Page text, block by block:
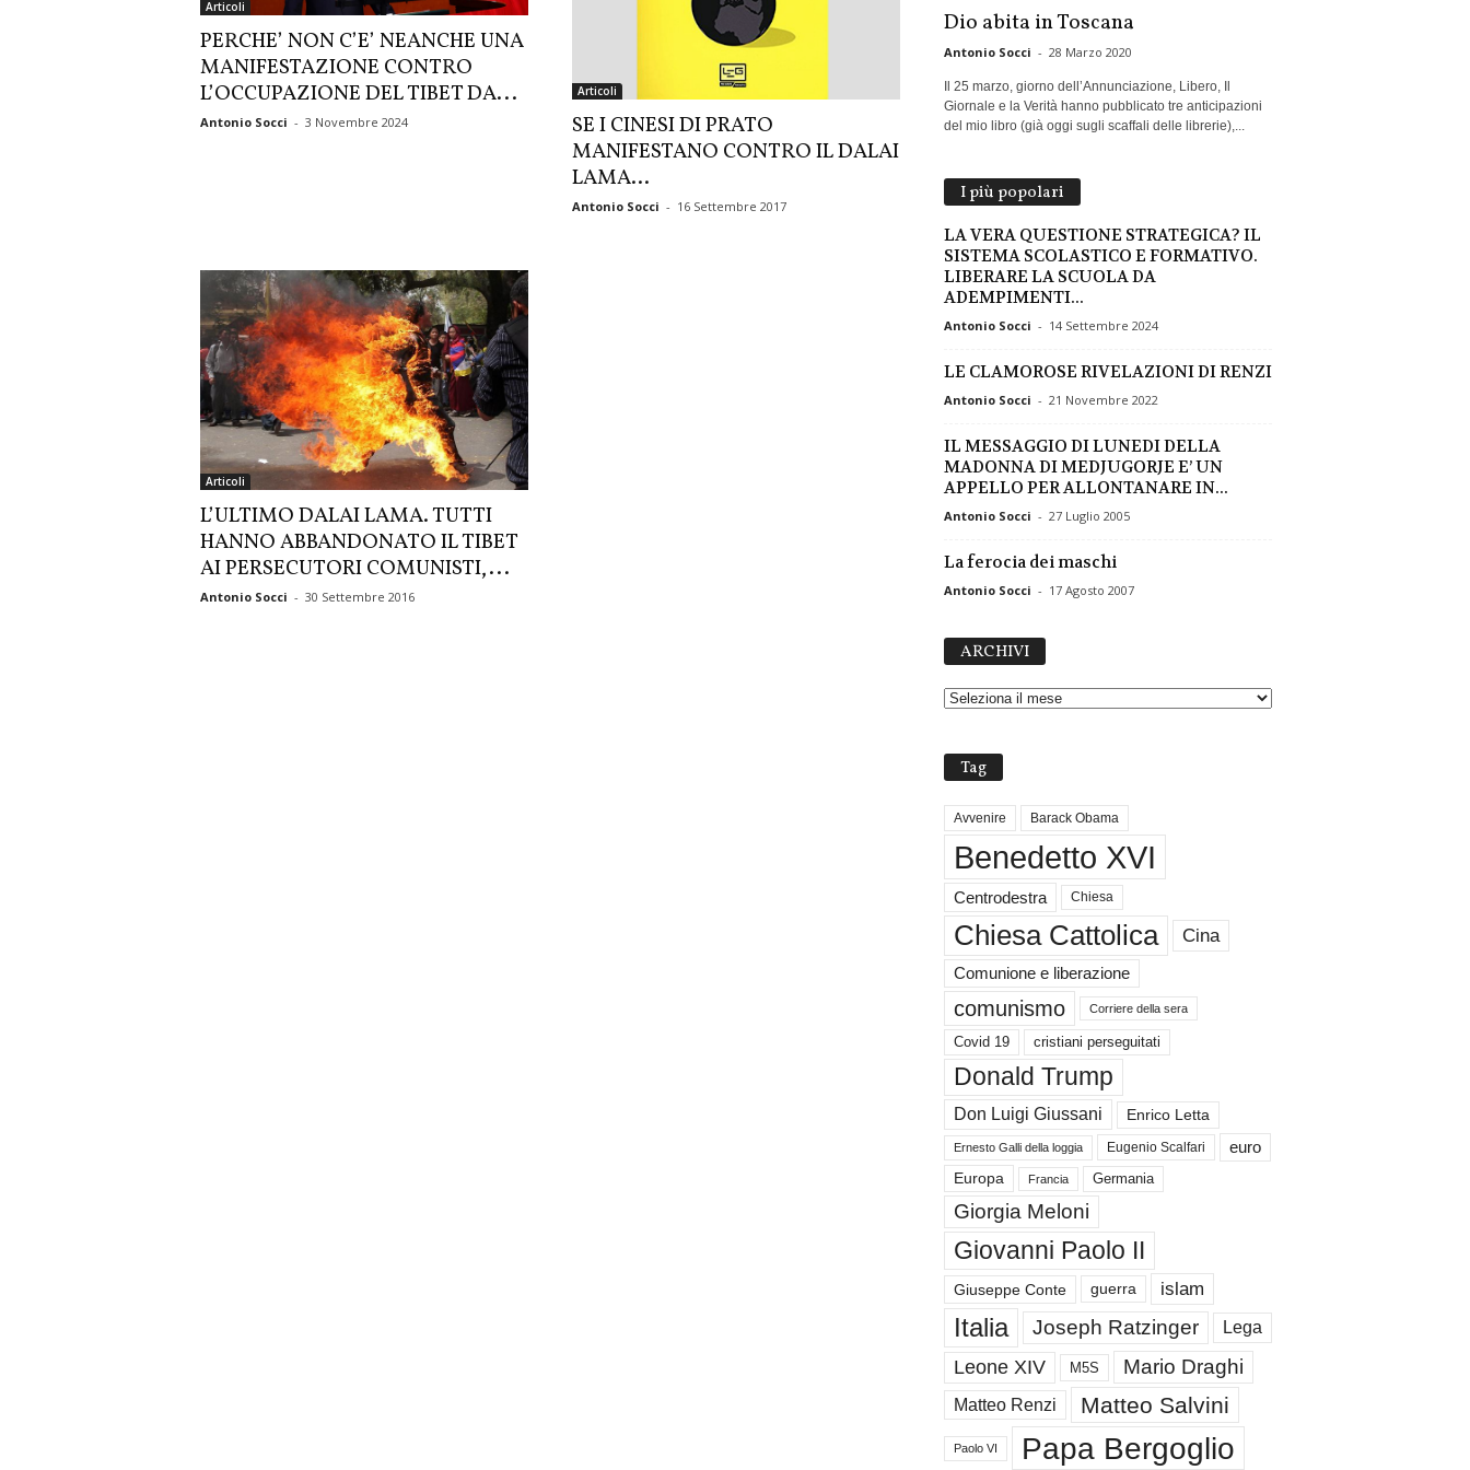
Articoli
PERCHE’ NON C’E’ NEANCHE UNA
MANIFESTAZIONE CONTRO
L’OCCUPAZIONE DEL TIBET DA...
Antonio Socci - 3 Novembre 2024
Articoli
SE I CINESI DI PRATO
MANIFESTANO CONTRO IL DALAI
LAMA…
Antonio Socci - 16 Settembre 2017
Articoli
L’ULTIMO DALAI LAMA. TUTTI
HANNO ABBANDONATO IL TIBET
AI PERSECUTORI COMUNISTI,...
Antonio Socci - 30 Settembre 2016
Dio abita in Toscana
Antonio Socci - 28 Marzo 2020
Il 25 marzo, giorno dell’Annunciazione, Libero, Il
Giornale e la Verità hanno pubblicato tre anticipazioni
del mio libro (già oggi sugli scaffali delle librerie),...
I più popolari
LA VERA QUESTIONE STRATEGICA? IL
SISTEMA SCOLASTICO E FORMATIVO.
LIBERARE LA SCUOLA DA
ADEMPIMENTI...
Antonio Socci - 14 Settembre 2024
LE CLAMOROSE RIVELAZIONI DI RENZI
Antonio Socci - 21 Novembre 2022
IL MESSAGGIO DI LUNEDI DELLA
MADONNA DI MEDJUGORJE E’ UN
APPELLO PER ALLONTANARE IN...
Antonio Socci - 27 Luglio 2005
La ferocia dei maschi
Antonio Socci - 17 Agosto 2007
ARCHIVI
H
Tag
Avvenire Barack Obama
Benedetto XVI
Centrodestra Chiesa
Chiesa Cattolica Cina
Comunione e liberazione
comunismo Corriere della sera
Covid 19 cristiani perseguitati
Donald Trump
Don Luigi Giussani Enrico Letta
Ernesto Galli della loggia Eugenio Scalfari euro
Europa Francia Germania
Giorgia Meloni
Giovanni Paolo II
Giuseppe Conte guerra islam
Italia Joseph Ratzinger Lega
Leone XIV M5S Mario Draghi
Matteo Renzi Matteo Salvini
Paolo VI Papa Bergoglio